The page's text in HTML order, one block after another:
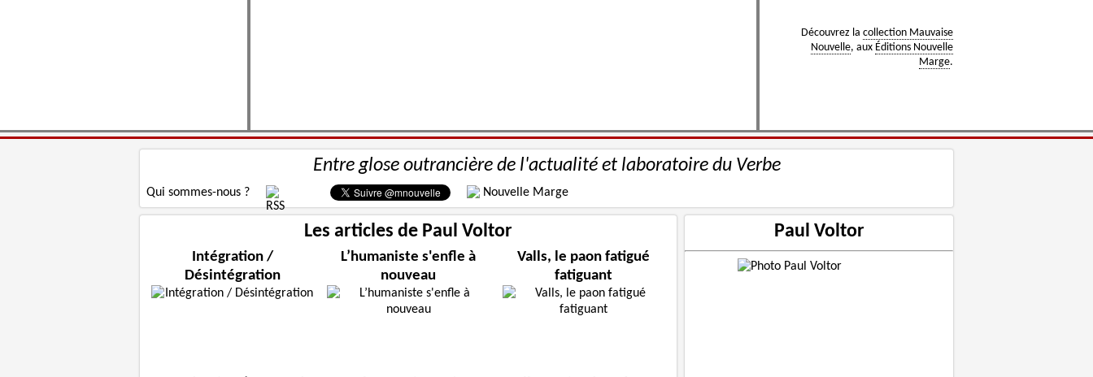
Découvrez la collection Mauvaise
Nouvelle, aux Éditions Nouvelle
Marge.
Entre glose outrancière de l'actualité et laboratoire du Verbe
Qui sommes-nous ? Nouvelle Marge
Les articles de Paul Voltor
Intégration /
Désintégration
L’humaniste s'enfle à
nouveau
Valls, le paon fatigué
fatiguant
Paul Voltor